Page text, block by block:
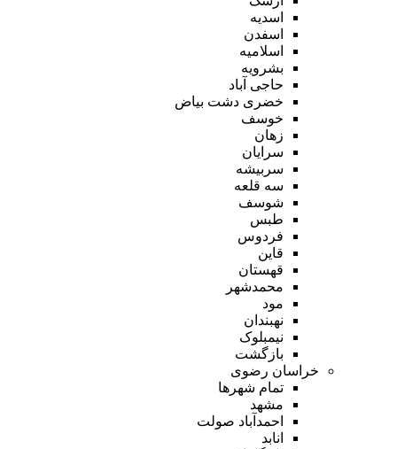
اسدیه
اسفدن
اسلامیه
بشرویه
حاجی آباد
خضری دشت بیاض
خوسف
زهان
سرایان
سربیشه
سه قلعه
شوسف
طبس
فردوس
قاین
قهستان
محمدشهر
مود
نهبندان
نیمبلوک
بازگشت
خراسان رضوی
تمام شهر‌ها
مشهد
احمدآباد صولت
انابد